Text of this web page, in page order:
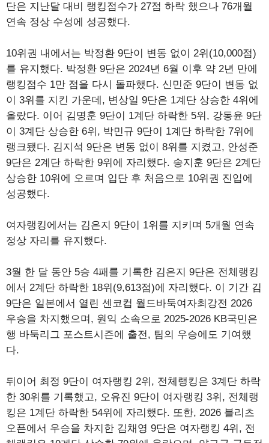
단은 지난달 대비 랭킹점수가 27점 하락 했으나 76개월
연속 정상 수성에 성공했다.
10위권 내에서는 박정환 9단이 변동 없이 2위(10,000점)
를 유지했다. 박정환 9단은 2024년 6월 이후 약 2년 만에
랭킹점수 1만 점을 다시 돌파했다. 신민준 9단이 변동 없
이 3위를 지킨 가운데, 변상일 9단은 1계단 상승한 4위에
올랐다. 이어 김명훈 9단이 1계단 하락한 5위, 강동윤 9단
이 3계단 상승한 6위, 박민규 9단이 1계단 하락한 7위에
랭크됐다. 김지석 9단은 변동 없이 8위를 지켰고, 안성준
9단은 2계단 하락한 9위에 자리했다. 송지훈 9단은 2계단
상승한 10위에 오르며 입단 후 처음으로 10위권 진입에
성공했다.
여자랭킹에서는 김은지 9단이 1위를 지키며 5개월 연속
정상 자리를 유지했다.
3월 한 달 동안 5승 4패를 기록한 김은지 9단은 전체랭킹
에서 2계단 하락한 18위(9,613점)에 자리했다. 이 기간 김
9단은 일본에서 열린 센코컵 월드바둑여자최강전 2026
우승을 차지했으며, 원익 소속으로 2025-2026 KB국민은
행 바둑리그 포스트시즌에 출전, 팀의 우승에도 기여했
다.
뒤이어 최정 9단이 여자랭킹 2위, 전체랭킹은 3계단 하락
한 30위를 기록했고, 오유진 9단이 여자랭킹 3위, 전체랭
킹은 1계단 하락한 54위에 자리했다. 또한, 2026 블리츠
오픈에서 우승을 차지한 김채영 9단은 여자랭킹 4위, 전